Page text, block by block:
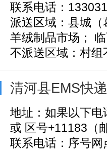
联系电话：
派送区域：县城
羊绒制品市场；
不派送区域：村组
清河县EMS快递
地址：如果以下
或 区号+11183（
联系电话：序号